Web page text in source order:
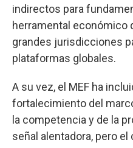
indirectos para
herramental económico
grandes jurisdicciones
plataformas globales.
A su vez, el MEF ha
fortalecimiento del
la competencia y de la
señal alentadora, pero